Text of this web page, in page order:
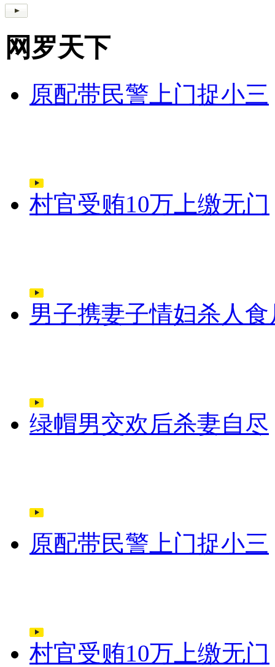
网罗天下
原配带民警上门捉小三
村官受贿10万上缴无门
男子携妻子情妇杀人食
绿帽男交欢后杀妻自尽
原配带民警上门捉小三
村官受贿10万上缴无门